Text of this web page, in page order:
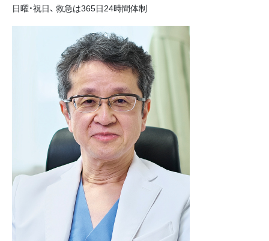
日曜・祝日、 救急は365日24時間体制